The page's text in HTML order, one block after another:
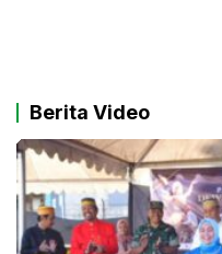
Berita Video